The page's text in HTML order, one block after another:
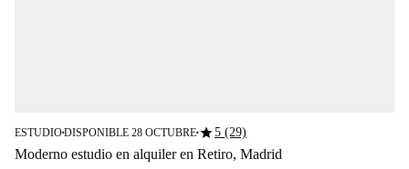
ESTUDIO■DISPONIBLE 28 OCTUBRE■star5 (29)
Moderno estudio en alquiler en Retiro, Madrid